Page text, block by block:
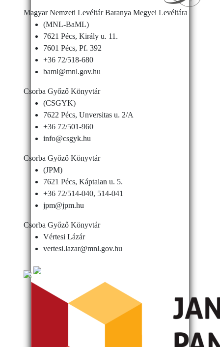
Magyar Nemzeti Levéltár Baranya Megyei Levéltára
(MNL-BaML)
7621 Pécs, Király u. 11.
7601 Pécs, Pf. 392
+36 72/518-680
baml@mnl.gov.hu
Csorba Győző Könyvtár
(CSGYK)
7622 Pécs, Unversitas u. 2/A
+36 72/501-960
info@csgyk.hu
Csorba Győző Könyvtár
(JPM)
7621 Pécs, Káptalan u. 5.
+36 72/514-040, 514-041
jpm@jpm.hu
Csorba Győző Könyvtár
Vértesi Lázár
vertesi.lazar@mnl.gov.hu